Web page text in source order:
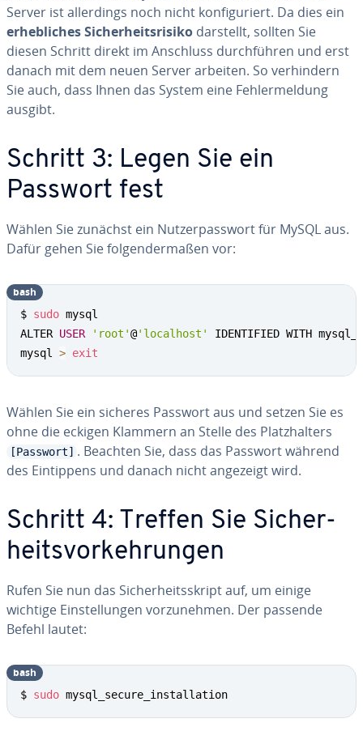
Server ist al­ler­dings noch nicht kon­fi­gu­riert. Da dies ein
er­heb­li­ches Si­cher­heits­ri­si­ko darstellt, sollten Sie
diesen Schritt direkt im Anschluss durch­füh­ren und erst
danach mit dem neuen Server arbeiten. So ver­hin­dern
Sie auch, dass Ihnen das System eine Feh­ler­mel­dung
ausgibt.
Schritt 3: Legen Sie ein
Passwort fest
Wählen Sie zunächst ein Nut­zer­pass­wort für MySQL aus.
Dafür gehen Sie fol­gen­der­ma­ßen vor:
$ sudo mysql
ALTER USER 'root'@'localhost'
IDENTIFIED WITH
mysql > exit
bash
Wählen Sie ein sicheres Passwort aus und setzen Sie es
ohne die eckigen Klammern an Stelle des Platz­hal­ters
[Passwort] . Beachten Sie, dass das Passwort während
des Ein­tip­pens und danach nicht angezeigt wird.
Schritt 4: Treffen Sie Si­cher­
heits­vor­keh­run­gen
Rufen Sie nun das Si­cher­heits­skript auf, um einige
wichtige Ein­stel­lun­gen vor­zu­neh­men. Der passende
Befehl lautet:
$ sudo mysql_secure_installation
bash